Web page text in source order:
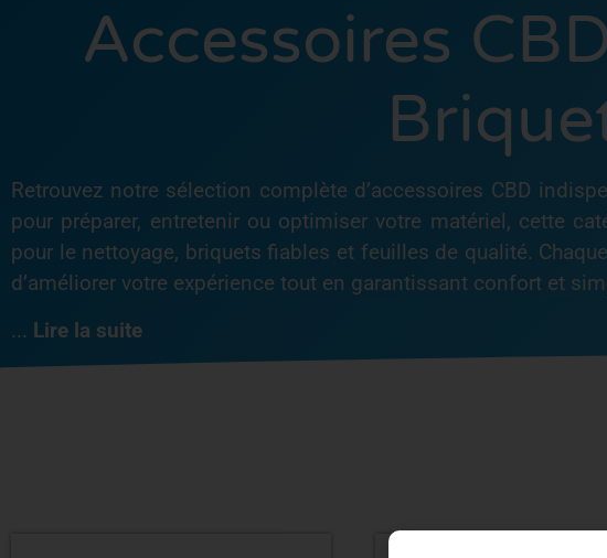
Accessoires
Retrouvez notre sélection complète d’accessoires CBD
pour préparer, entretenir ou optimiser votre matériel, cette
pour le nettoyage, briquets fiables et feuilles de qualité.
d’améliorer votre expérience tout en garantissant confort et
... Lire la suite